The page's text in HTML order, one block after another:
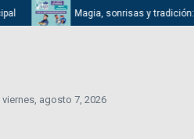
Magia, sonrisas y tradición:
viernes, agosto 7, 2026